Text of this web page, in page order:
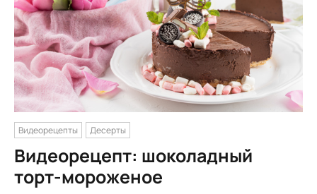
Видеорецепты Десерты
Видеорецепт: шоколадный
торт-мороженое